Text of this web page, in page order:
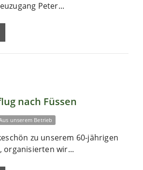
Peter...
nach Füssen
unserem Betrieb
zu unserem 60-jährigen
organisierten wir...